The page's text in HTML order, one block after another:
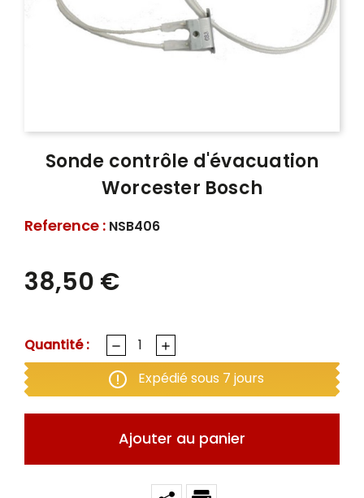
Sonde contrôle d'évacuation
Worcester Bosch
Reference : NSB406
38,50 €
Quantité :
Expédié sous 7 jours
Ajouter au panier